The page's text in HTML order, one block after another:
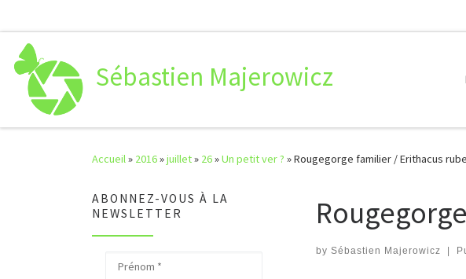
Sébastien Majerowicz
Accueil» 2016»juillet» 26»Un petit ver ? »Rougegorge familier / Erithacus
by Sébastien Majerowicz
ABONNEZ-VOUS À LA
NEWSLETTER